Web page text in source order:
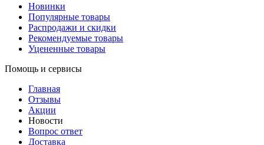
Новинки
Популярные товары
Распродажи и скидки
Рекомендуемые товары
Уцененные товары
Помощь и сервисы
Главная
Отзывы
Акции
Новости
Вопрос ответ
Доставка